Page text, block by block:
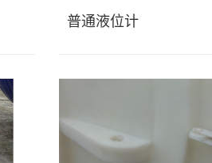
普通液位计